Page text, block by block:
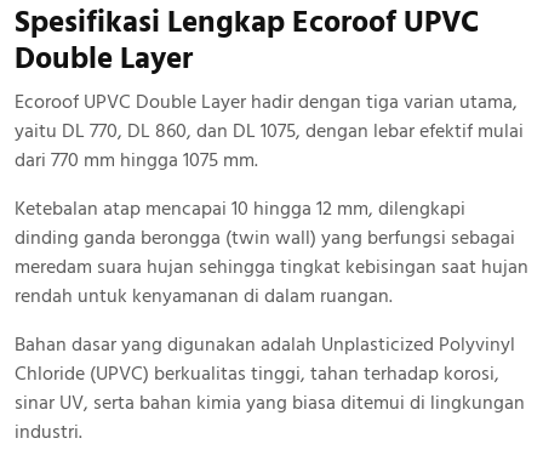
Spesifikasi Lengkap Ecoroof UPVC
Double Layer
Ecoroof UPVC Double Layer hadir dengan tiga varian utama,
yaitu DL 770, DL 860, dan DL 1075, dengan lebar efektif mulai
dari 770 mm hingga 1075 mm.
Ketebalan atap mencapai 10 hingga 12 mm, dilengkapi
dinding ganda berongga (twin wall) yang berfungsi sebagai
meredam suara hujan sehingga tingkat kebisingan saat hujan
rendah untuk kenyamanan di dalam ruangan.
Bahan dasar yang digunakan adalah Unplasticized Polyvinyl
Chloride (UPVC) berkualitas tinggi, tahan terhadap korosi,
sinar UV, serta bahan kimia yang biasa ditemui di lingkungan
industri.